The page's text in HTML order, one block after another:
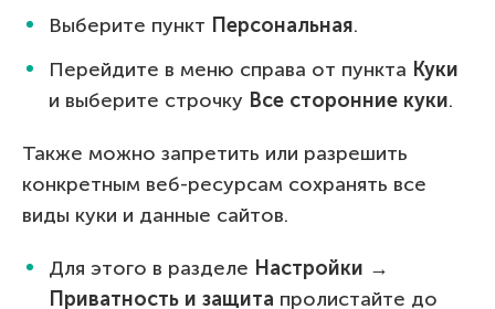
Выберите пункт Персональная.
Перейдите в меню справа от пункта Куки
и выберите строчку Все сторонние куки.
Также можно запретить или разрешить
конкретным веб-ресурсам сохранять все
виды куки и данные сайтов.
Для этого в разделе Настройки →
Приватность и защита пролистайте до